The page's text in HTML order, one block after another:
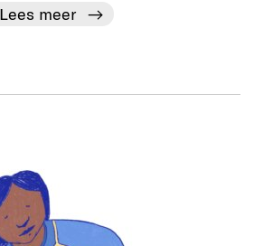
Lees meer